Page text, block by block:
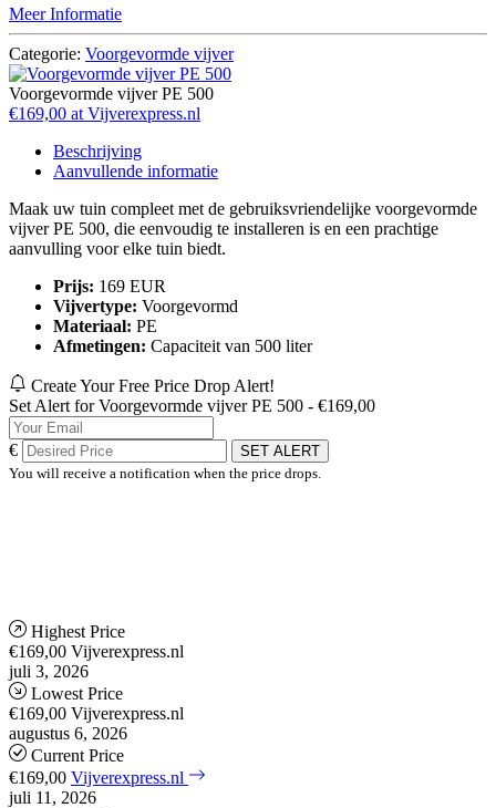
Meer Informatie
Categorie: Voorgevormde vijver
Voorgevormde vijver PE 500
€169,00 at Vijverexpress.nl
Beschrijving
Aanvullende informatie
Maak uw tuin compleet met de gebruiksvriendelijke voorgevormde
vijver PE 500, die eenvoudig te installeren is en een prachtige
aanvulling voor elke tuin biedt.
Prijs: 169 EUR
Vijvertype: Voorgevormd
Materiaal: PE
Afmetingen: Capaciteit van 500 liter
Create Your Free Price Drop Alert!
Set Alert for Voorgevormde vijver PE 500 - €169,00
€
SET ALERT
You will receive a notification when the price drops.
Highest Price
€169,00 Vijverexpress.nl
juli 3, 2026
Lowest Price
€169,00 Vijverexpress.nl
augustus 6, 2026
Current Price
€169,00 Vijverexpress.nl
juli 11, 2026